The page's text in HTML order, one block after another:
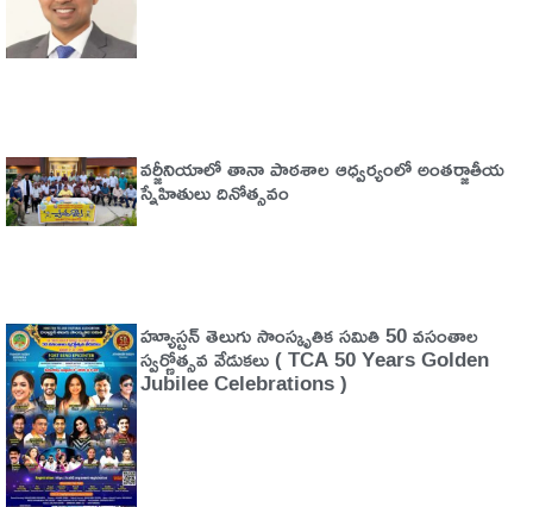
వర్జీనియాలో తానా పాఠశాల ఆధ్వర్యంలో అంతర్జాతీయ
స్నేహితులు దినోత్సవం
హ్యూస్టన్ తెలుగు సాంస్కృతిక సమితి 50 వసంతాల
స్వర్ణోత్సవ వేడుకలు ( TCA 50 Years Golden
Jubilee Celebrations )